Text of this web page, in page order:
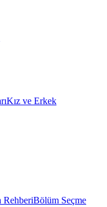
Kız ve Erkek
RehberiBölüm Seçme